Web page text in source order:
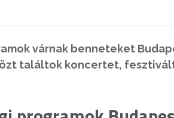
várnak benneteket
találtok koncertet,